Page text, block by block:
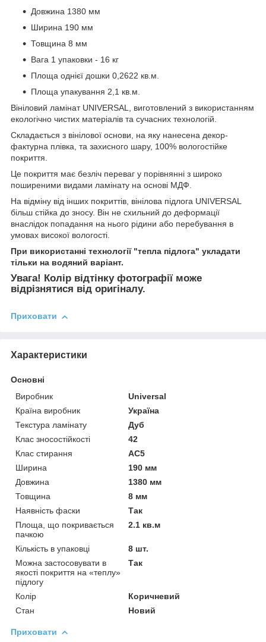
Довжина 1380 мм
Ширина 190 мм
Товщина 8 мм
Вага 1 упаковки - 16 кг
Площа однієї дошки 0,2622 кв.м.
Площа упакування 2,1 кв.м.
Вініловий ламінат UNIVERSAL, виготовлений з використанням
екологічно чистих матеріалів та сучасних технологій.
Складається з вінілової основи, на яку нанесена декор-
фактурна плівка, та захисного шару, 100% вологостійке
покриття.
Це покриття має безліч переваг у порівнянні з широко
поширеними видами ламінату на основі МДФ.
На відміну від інших покриттів, вінілова підлога UNIVERSAL
більш стійка до зносу. Він не схильний до деформації
внаслідок попадання на нього рідини або перебування в
умовах високої вологості.
При використанні технології "тепла підлога" укладати
тільки на водяний варіант.
Увага! Колір відтінку фотографії може
відрізнятися від оригіналу.
Приховати
Характеристики
Основні
Виробник
Universal
Країна виробник
Україна
Текстура ламінату
Дуб
Клас зносостійкості
42
Клас стирання
АС5
Ширина
190 мм
Довжина
1380 мм
Товщина
8 мм
Наявність фаски
Так
Площа, що покривається
пачкою
2.1 кв.м
Кількість в упаковці
8 шт.
Можна застосовувати в
якості покриття на «теплу»
підлогу
Так
Колір
Коричневий
Стан
Новий
Приховати